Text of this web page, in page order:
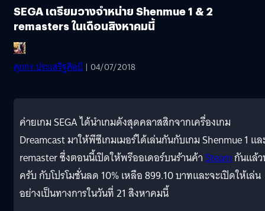
SEGA เตรียมวางจำหน่าย Shenmue 1 & 2
remasters ในเดือนสิงหาคมนี้
ศุภกร ประเสริฐศิลป์ | 04/07/2018
ค่ายเกม SEGA ได้นำเกมดังสุดคลาสสิกจากเครื่องเกม
Dreamcast มาให้พีซีเกมเมอร์ได้เล่นกันกับเกม Shenmue 1 แ
remaster ซึ่งตอนนี้เปิดให้พรีออเดอร์บนร้านค้าSteamกันแล้
ครับ กับโปรโมชั่นลด 10% เหลือ 899.10 บาทและจะเปิดให้เล่น
อย่างเป็นทางการในวันที่ 21 สิงหาคมนี้